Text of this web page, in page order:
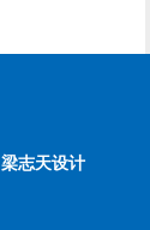
梁志天设计